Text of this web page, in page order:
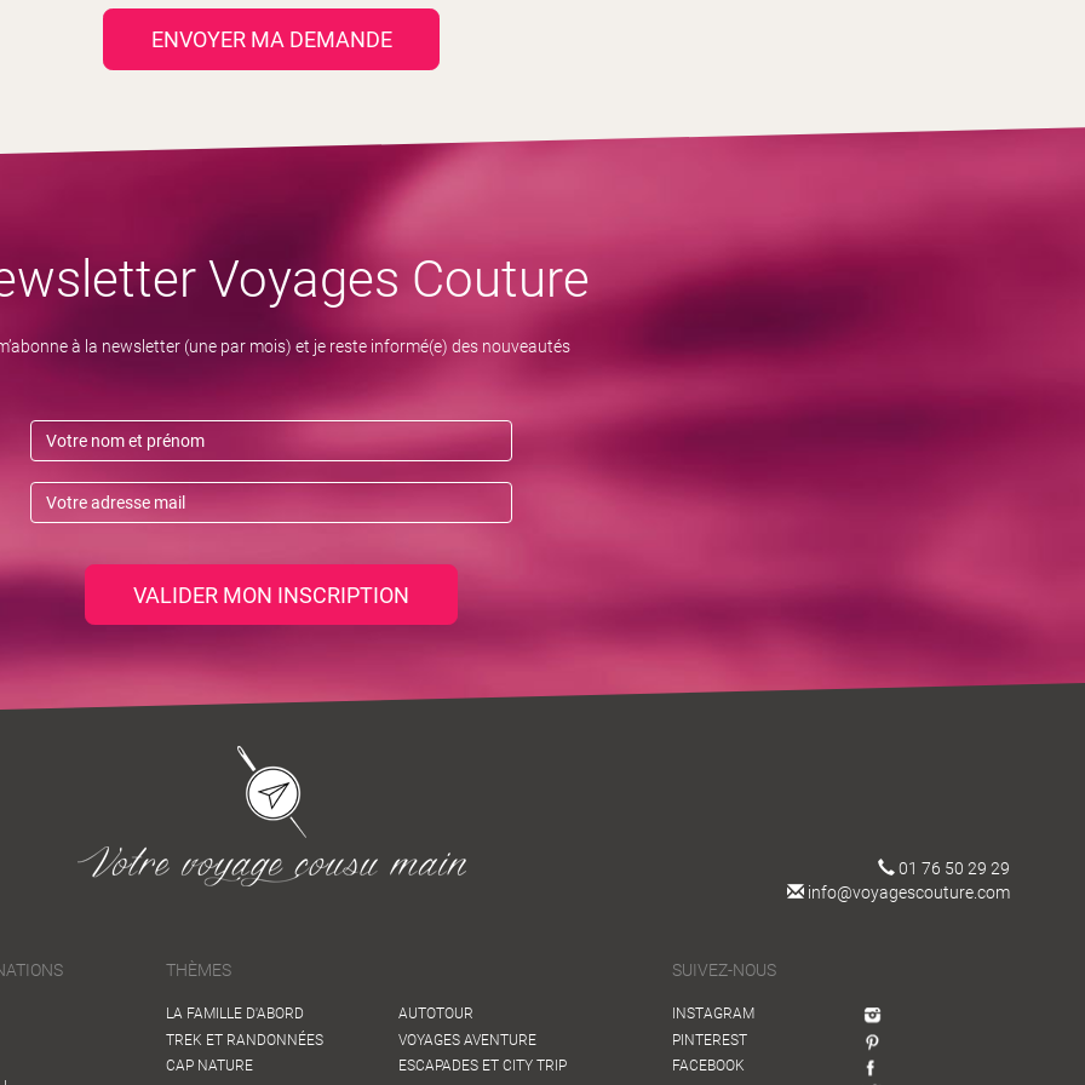
ENVOYER MA DEMANDE
Voyages Couture
à la newsletter (une par mois) et je reste informé(e) des nouveautés
VALIDER MON INSCRIPTION
01 76 50 29 29
info@voyagescouture.com
THÈMES
LA FAMILLE D'ABORD
TREK ET RANDONNÉES
CAP NATURE
AUTOTOUR
VOYAGES AVENTURE
ESCAPADES ET CITY TRIP
SUIVEZ-NOUS
INSTAGRAM
PINTEREST
FACEBOOK